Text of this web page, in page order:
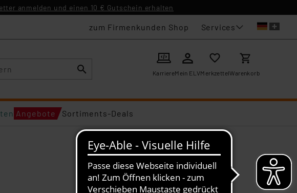
anmelden und einen 10 € Gutschein erhalten
zum Firmenkunden Shop Services
KarriereMein ELVMerkzettelWarenkorb
Angebote Sortiments-Deals